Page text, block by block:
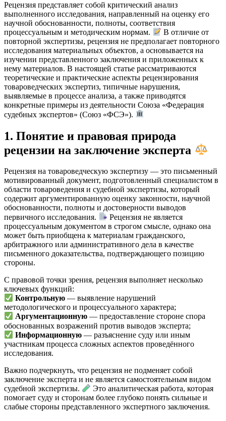
Рецензия представляет собой критический анализ
выполненного исследования, направленный на оценку его
научной обоснованности, полноты, соответствия
процессуальным и методическим нормам.
В отличие от
повторной экспертизы, рецензия не предполагает повторного
исследования материальных объектов, а основывается на
изучении представленного заключения и приложенных к
нему материалов. В настоящей статье рассматриваются
теоретические и практические аспекты рецензирования
товароведческих экспертиз, типичные нарушения,
выявляемые в процессе анализа, а также приводятся
конкретные примеры из деятельности Союза «Федерация
судебных экспертов» (Союз «ФСЭ»).
1. Понятие и правовая природа
рецензии на заключение эксперта
Рецензия на товароведческую экспертизу — это письменный
мотивированный документ, подготовленный специалистом в
области товароведения и судебной экспертизы, который
содержит аргументированную оценку законности, научной
обоснованности, полноты и достоверности выводов
первичного исследования.
Рецензия не является
процессуальным документом в строгом смысле, однако она
может быть приобщена к материалам гражданского,
арбитражного или административного дела в качестве
письменного доказательства, подтверждающего позицию
стороны.
С правовой точки зрения, рецензия выполняет несколько
ключевых функций:
Контрольную — выявление нарушений
методологического и процессуального характера;
Аргументационную — предоставление стороне спора
обоснованных возражений против выводов эксперта;
Информационную — разъяснение суду или иным
участникам процесса сложных аспектов проведённого
исследования.
Важно подчеркнуть, что рецензия не подменяет собой
заключение эксперта и не является самостоятельным видом
судебной экспертизы.
Это аналитическая работа, которая
помогает суду и сторонам более глубоко понять сильные и
слабые стороны представленного экспертного заключения.